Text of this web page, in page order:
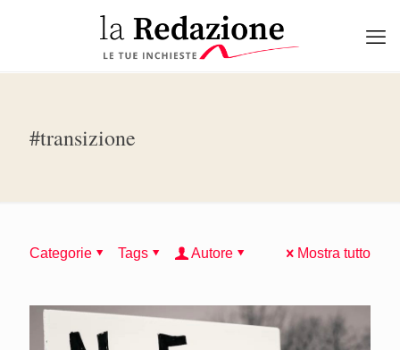
#transizione
Categorie Tags Autore Mostra tutto